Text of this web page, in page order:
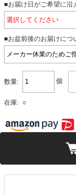
■お届け日がご希望に沿
■お盆前後のお届けにつ
数量: 個
在庫: ○